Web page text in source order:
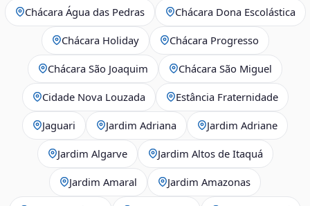
Chácara Água das Pedras Chácara Dona Escolástica
Chácara Holiday Chácara Progresso
Chácara São Joaquim Chácara São Miguel
Cidade Nova Louzada Estância Fraternidade
Jaguari Jardim Adriana Jardim Adriane
Jardim Algarve Jardim Altos de Itaquá
Jardim Amaral Jardim Amazonas